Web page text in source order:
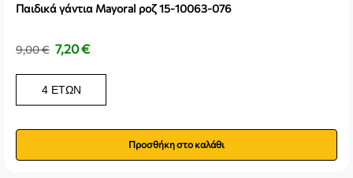
Παιδικά γάντια Mayoral ροζ 15-10063-076
9,00€ 7,20€
4 ΕΤΏΝ
Προσθήκη στο καλάθι